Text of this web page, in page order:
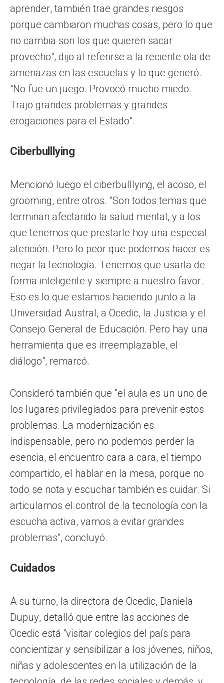
aprender, también trae grandes riesgos
porque cambiaron muchas cosas, pero lo que
no cambia son los que quieren sacar
provecho", dijo al referirse a la reciente ola de
amenazas en las escuelas y lo que generó.
"No fue un juego. Provocó mucho miedo.
Trajo grandes problemas y grandes
erogaciones para el Estado".
Ciberbulllying
Mencionó luego el ciberbulllying, el acoso, el
grooming, entre otros. "Son todos temas que
terminan afectando la salud mental, y a los
que tenemos que prestarle hoy una especial
atención. Pero lo peor que podemos hacer es
negar la tecnología. Tenemos que usarla de
forma inteligente y siempre a nuestro favor.
Eso es lo que estamos haciendo junto a la
Universidad Austral, a Ocedic, la Justicia y el
Consejo General de Educación. Pero hay una
herramienta que es irreemplazable, el
diálogo", remarcó.
Consideró también que "el aula es un uno de
los lugares privilegiados para prevenir estos
problemas. La modernización es
indispensable, pero no podemos perder la
esencia, el encuentro cara a cara, el tiempo
compartido, el hablar en la mesa, porque no
todo se nota y escuchar también es cuidar. Si
articulamos el control de la tecnología con la
escucha activa, vamos a evitar grandes
problemas", concluyó.
Cuidados
A su turno, la directora de Ocedic, Daniela
Dupuy, detalló que entre las acciones de
Ocedic está “visitar colegios del país para
concientizar y sensibilizar a los jóvenes, niños,
niñas y adolescentes en la utilización de la